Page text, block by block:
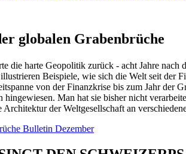
globalen Grabenbrüche
die harte Geopolitik zurück - acht Jahre
Beispiele, wie sich die Welt seit der
von der Finanzkrise bis zum Jahr der
hingewiesen. Man hat sie bisher nicht
Architektur der Weltgesellschaft an
Bulletin Dezember